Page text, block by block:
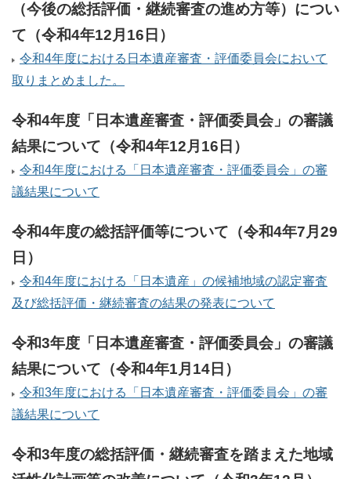
（今後の総括評価・継続審査の進め方等）につい
て（令和4年12月16日）
令和4年度における日本遺産審査・評価委員会において
取りまとめました。
令和4年度「日本遺産審査・評価委員会」の審議
結果について（令和4年12月16日）
令和4年度における「日本遺産審査・評価委員会」の審
議結果について
令和4年度の総括評価等について（令和4年7月29
日）
令和4年度における「日本遺産」の候補地域の認定審査
及び総括評価・継続審査の結果の発表について
令和3年度「日本遺産審査・評価委員会」の審議
結果について（令和4年1月14日）
令和3年度における「日本遺産審査・評価委員会」の審
議結果について
令和3年度の総括評価・継続審査を踏まえた地域